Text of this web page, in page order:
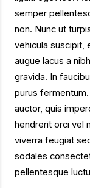
semper
non. Nunc ut
vehicula suscipit,
augue lacus a
gravida. In
purus
auctor, quis
hendrerit orci vel
viverra feugiat
sodales
pellentesque